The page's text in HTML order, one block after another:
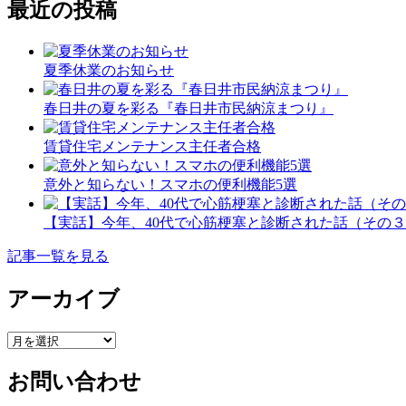
最近の投稿
夏季休業のお知らせ
春日井の夏を彩る『春日井市民納涼まつり』
賃貸住宅メンテナンス主任者合格
意外と知らない！スマホの便利機能5選
【実話】今年、40代で心筋梗塞と診断された話（その
記事一覧を見る
アーカイブ
ア
カ
イ
お問い合わせ